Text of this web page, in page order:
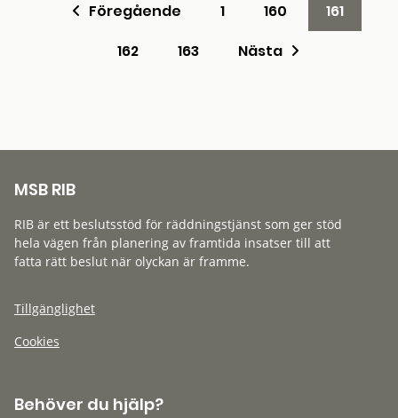
Föregående 1 160
161
162
163 Nästa
MSB RIB
RIB är ett beslutsstöd för räddningstjänst som ger stöd
hela vägen från planering av framtida insatser till att
fatta rätt beslut när olyckan är framme.
Tillgänglighet
Cookies
Behöver du hjälp?